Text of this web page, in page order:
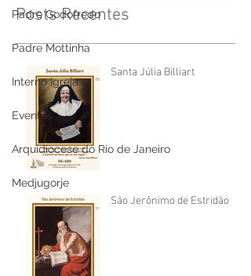
Padre Godofredo
Padre Mottinha
Interno Igreja
Eventos
Arquidiocese do Rio de Janeiro
Medjugorje
Posts Recentes
Santa Júlia Billiart
São Jerônimo de Estridão